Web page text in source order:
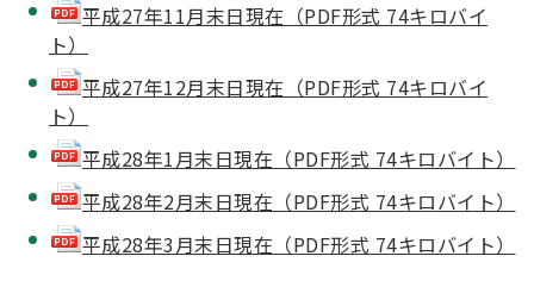
平成27年11月末日現在（PDF形式 74キロバイ
ト）
平成27年12月末日現在（PDF形式 74キロバイ
ト）
平成28年1月末日現在（PDF形式 74キロバイト）
平成28年2月末日現在（PDF形式 74キロバイト）
平成28年3月末日現在（PDF形式 74キロバイト）